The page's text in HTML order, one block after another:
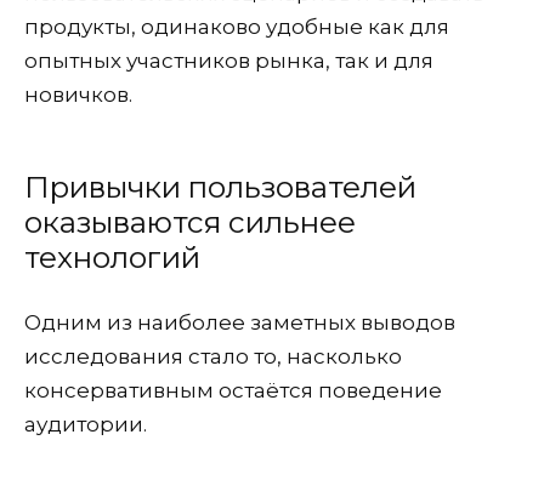
продукты, одинаково удобные как для
опытных участников рынка, так и для
новичков.
Привычки пользователей
оказываются сильнее
технологий
Одним из наиболее заметных выводов
исследования стало то, насколько
консервативным остаётся поведение
аудитории.